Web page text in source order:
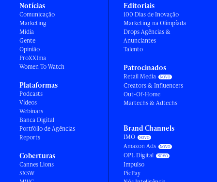
Notícias
Comunicação
Marketing
Mídia
Gente
Opinião
ProXXIma
Women To Watch
Plataformas
Podcasts
Vídeos
Webinars
Banca Digital
Portfólio de Agências
Reports
Coberturas
Cannes Lions
SXSW
Editoriais
100 Dias de Inovação
Marketing na Olimpíada
Drops Agências &
Anunciantes
Talento
Patrocinados
Retail Media
Creators & Influencers
Out-Of-Home
Martechs & Adtechs
Brand Channels
IMO
Amazon Ads
OPL Digital
Impulso
PicPay